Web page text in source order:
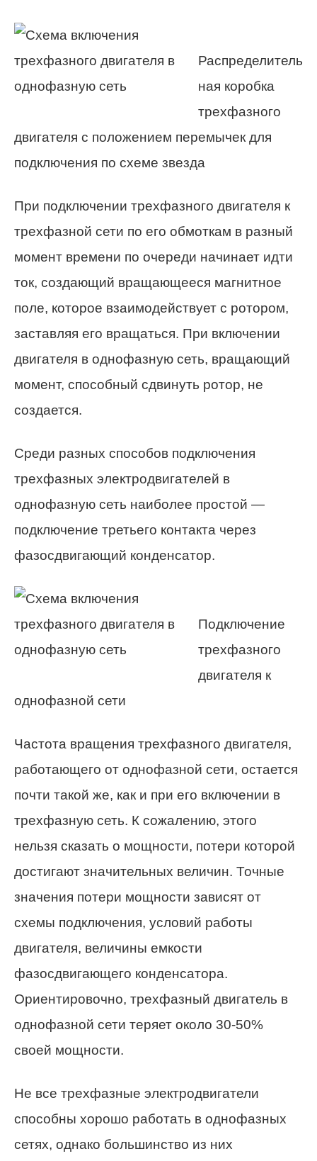
Распределитель
ная коробка
трехфазного
двигателя с положением перемычек для
подключения по схеме звезда
При подключении трехфазного двигателя к
трехфазной сети по его обмоткам в разный
момент времени по очереди начинает идти
ток, создающий вращающееся магнитное
поле, которое взаимодействует с ротором,
заставляя его вращаться. При включении
двигателя в однофазную сеть, вращающий
момент, способный сдвинуть ротор, не
создается.
Среди разных способов подключения
трехфазных электродвигателей в
однофазную сеть наиболее простой —
подключение третьего контакта через
фазосдвигающий конденсатор.
Подключение
трехфазного
двигателя к
однофазной сети
Частота вращения трехфазного двигателя,
работающего от однофазной сети, остается
почти такой же, как и при его включении в
трехфазную сеть. К сожалению, этого
нельзя сказать о мощности, потери которой
достигают значительных величин. Точные
значения потери мощности зависят от
схемы подключения, условий работы
двигателя, величины емкости
фазосдвигающего конденсатора.
Ориентировочно, трехфазный двигатель в
однофазной сети теряет около 30-50%
своей мощности.
Не все трехфазные электродвигатели
способны хорошо работать в однофазных
сетях, однако большинство из них